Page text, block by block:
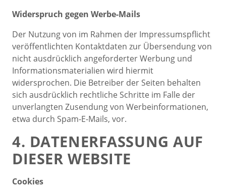
Widerspruch gegen Werbe-Mails
Der Nutzung von im Rahmen der Impressumspflicht
veröffentlichten Kontaktdaten zur Übersendung von
nicht ausdrücklich angeforderter Werbung und
Informationsmaterialien wird hiermit
widersprochen. Die Betreiber der Seiten behalten
sich ausdrücklich rechtliche Schritte im Falle der
unverlangten Zusendung von Werbeinformationen,
etwa durch Spam-E-Mails, vor.
4. DATENERFASSUNG AUF
DIESER WEBSITE
Cookies